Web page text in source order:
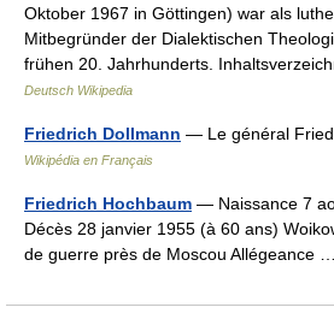
Oktober 1967 in Göttingen) war als
Mitbegründer der Dialektischen
frühen 20. Jahrhunderts.
Deutsch Wikipedia
Friedrich Dollmann — Le général
Wikipédia en Français
Friedrich Hochbaum — Naissance 7
Décès 28 janvier 1955 (à 60 ans)
de guerre près de Moscou Allégeance